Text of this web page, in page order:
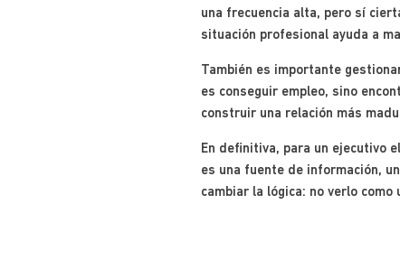
una frecuencia alta, pero sí
situación profesional ayuda a
También es importante
es conseguir empleo, sino
construir una relación más
En definitiva, para un ejecutivo
es una fuente de información,
cambiar la lógica: no verlo